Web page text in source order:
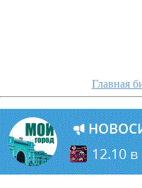
Главная